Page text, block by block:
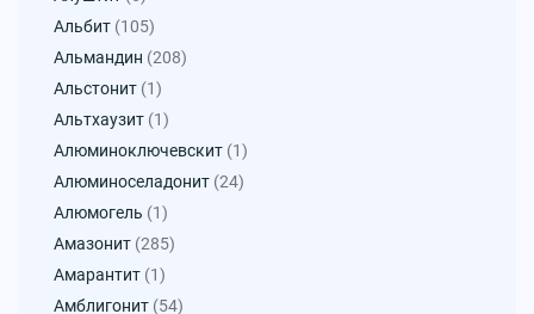
Альбит (105)
Альмандин (208)
Альстонит (1)
Альтхаузит (1)
Алюминоключевскит (1)
Алюминоселадонит (24)
Алюмогель (1)
Амазонит (285)
Амарантит (1)
Амблигонит (54)